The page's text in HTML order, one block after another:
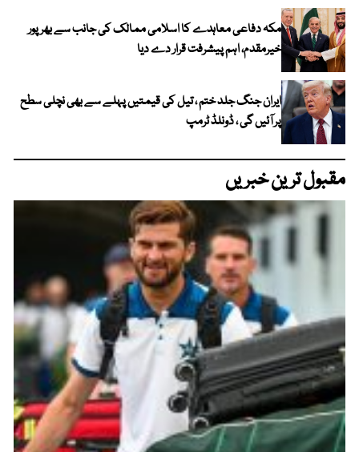
مکہ دفاعی معاہدے کا اسلامی ممالک کی جانب سے بھرپور
خیرمقدم، اہم پیشرفت قرار دے دیا
ایران جنگ جلد ختم ، تیل کی قیمتیں پہلے سے بھی نچلی سطح
پر آئیں گی ، ڈونلڈ ٹرمپ
مقبول ترین خبریں